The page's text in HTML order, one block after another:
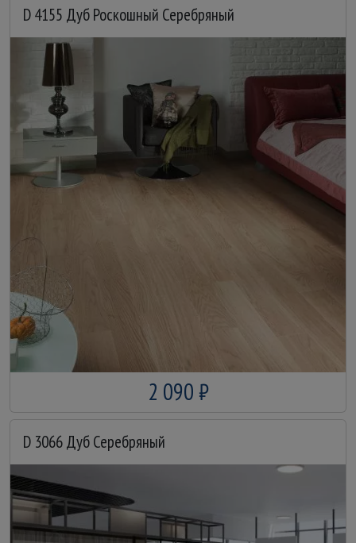
D 4155 Дуб Роскошный Серебряный
2 090 ₽
D 3066 Дуб Серебряный